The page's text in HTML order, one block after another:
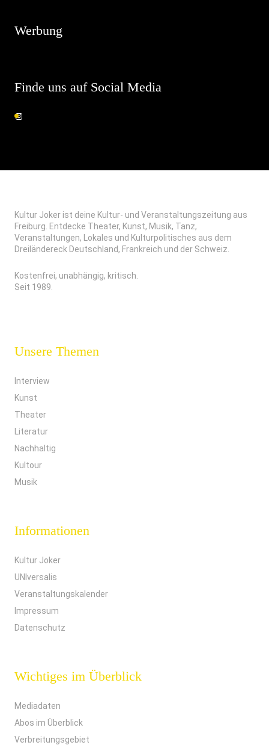
Werbung
Finde uns auf Social Media
Kultur Joker ist deine Kultur- und Veranstaltungszeitung aus
Freiburg. Entdecke Theater, Kunst, Musik, Tanz,
Veranstaltungen, Lokales und Kulturpolitisches aus dem
Dreiländereck Deutschland, Frankreich und der Schweiz.
Kostenfrei, unabhängig, kritisch.
Seit 1989.
Unsere Themen
Interview
Kunst
Theater
Literatur
Nachhaltig
Kultour
Musik
Informationen
Kultur Joker
UNIversalis
Veranstaltungskalender
Impressum
Datenschutz
Wichtiges im Überblick
Mediadaten
Abos im Überblick
Verbreitungsgebiet